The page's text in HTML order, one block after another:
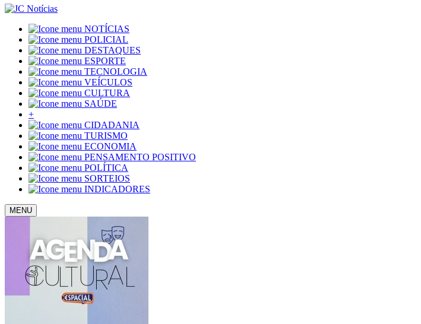
NOTÍCIAS
POLICIAL
DESTAQUES
ESPORTE
TECNOLOGIA
VEÍCULOS
CULTURA
SAÚDE
+
CIDADANIA
TURISMO
ECONOMIA
PENSAMENTO POSITIVO
POLÍTICA
SORTEIOS
INDICADORES
MENU